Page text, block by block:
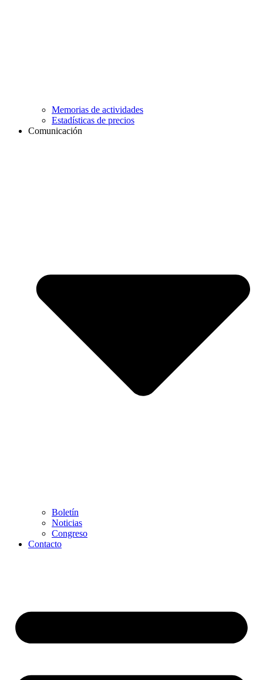
Memorias de actividades
Estadísticas de precios
Comunicación
Boletín
Noticias
Congreso
Contacto